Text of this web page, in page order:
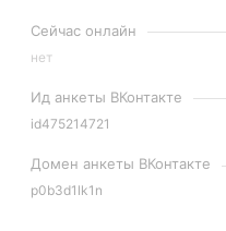
Сейчас онлайн
нет
Ид анкеты ВКонтакте
id475214721
Домен анкеты ВКонтакте
p0b3d1lk1n